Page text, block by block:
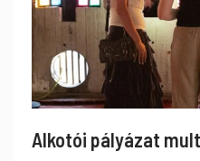
Alkotói pályázat